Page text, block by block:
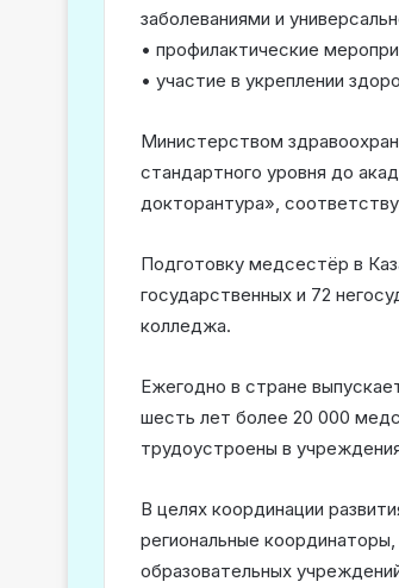
заболеваниями и
• профилактические
• участие в укреплении
Министерством
стандартного уровня до
докторантура»,
Подготовку медсестёр в
государственных и 72
колледжа.
Ежегодно в стране
шесть лет более 20 000
трудоустроены в
В целях координации
региональные
образовательных